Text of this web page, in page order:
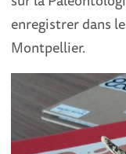
enregistrer dans
Montpellier.